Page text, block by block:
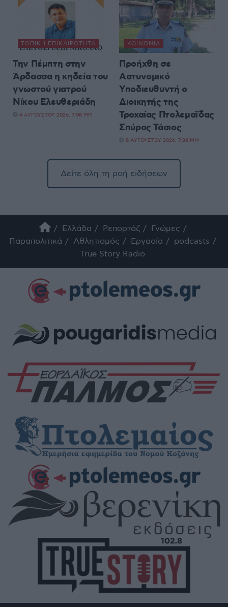
ΤΟΠΙΚΉ ΕΠΙΚΑΙΡΌΤΗΤΑ
Την Πέμπτη στην
Άρδασσα η κηδεία του
γνωστού γιατρού
Νίκου Ελευθεριάδη
4 ΑΥΓΟΎΣΤΟΥ 2026, 7:08 ΜΜ
ΚΟΙΝΩΝΊΑ
Προήχθη σε
Αστυνομικό
Υποδιευθυντή ο
Διοικητής της
Τροχαίας Πτολεμαΐδας
Σπύρος Τάσιος
8 ΑΥΓΟΎΣΤΟΥ 2026, 7:38 ΜΜ
Δείτε όλη τη ροή ειδήσεων
Ελλάδα Ρεπορτάζ
Γνώμες
Παραπολιτικά
Αθλητισμός Εργασία
podcasts
True Story Radio